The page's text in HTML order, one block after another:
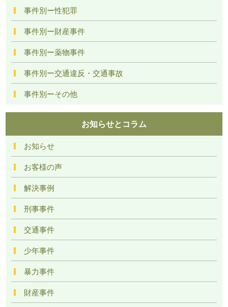
事件別ー性犯罪
事件別ー財産事件
事件別ー薬物事件
事件別ー交通違反・交通事故
事件別ーその他
お知らせとコラム
お知らせ
お客様の声
解決事例
刑事事件
交通事件
少年事件
暴力事件
財産事件